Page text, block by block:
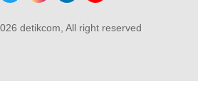
detikcom, All right reserved